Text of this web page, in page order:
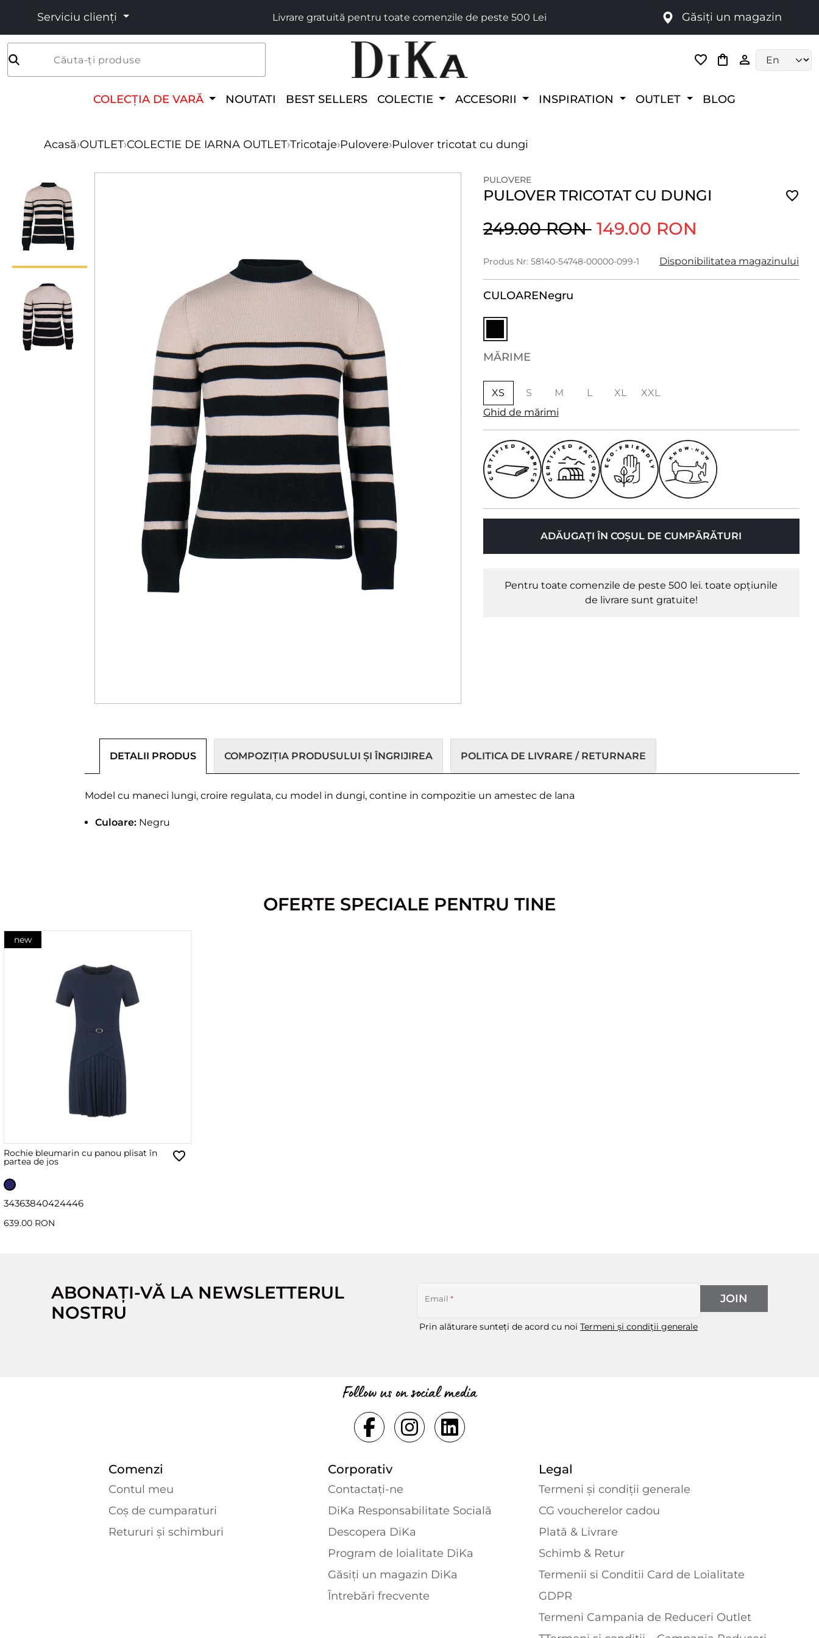
Serviciu clienți Livrare gratuită pentru toate comenzile de peste 500 Lei Găsiți un magazin
Căuta-ți produse
COLECȚIA DE VARĂ NOUTATI BEST SELLERS COLECTIE ACCESORII INSPIRATION OUTLET BLOG
Acasă›OUTLET›COLECTIE DE IARNA OUTLET›Tricotaje›Pulovere›Pulover tricotat cu dungi
PULOVERE
PULOVER TRICOTAT CU DUNGI
249.00 RON 149.00 RON
Produs Nr: 58140-54748-00000-099-1 Disponibilitatea magazinului
CULOARENegru
MĂRIME
XS S M L XL
XXL
Ghid de mărimi
ADĂUGAȚI ÎN COȘUL DE CUMPĂRĂTURI
Pentru toate comenzile de peste 500 lei. toate opțiunile
de livrare sunt gratuite!
DETALII PRODUS COMPOZIȚIA PRODUSULUI ȘI ÎNGRIJIREA POLITICA DE LIVRARE / RETURNARE
Model cu maneci lungi, croire regulata, cu model in dungi, contine in compozitie un amestec de lana
Culoare: Negru
OFERTE SPECIALE PENTRU TINE
new
Rochie bleumarin cu panou plisat în
partea de jos
34363840424446
639.00 RON
ABONAȚI-VĂ LA NEWSLETTERUL
NOSTRU
Email *
Prin alăturare sunteți de acord cu noi Termeni și condiții generale
JOIN
Follow us on social media
Comenzi
Contul meu
Coș de cumparaturi
Retururi și schimburi
Corporativ
Contactaţi-ne
DiKa Responsabilitate Socială
Descopera DiKa
Program de loialitate DiKa
Găsiți un magazin DiKa
Întrebări frecvente
Legal
Termeni și condiții generale
CG voucherelor cadou
Plată & Livrare
Schimb & Retur
Termenii si Conditii Card de Loialitate
GDPR
Termeni Campania de Reduceri Outlet